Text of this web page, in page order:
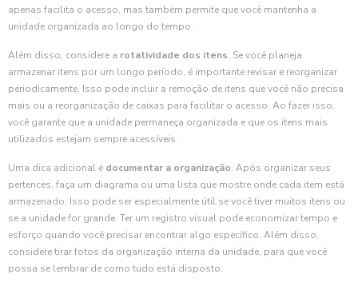
apenas facilita o acesso, mas também permite que você mantenha a
unidade organizada ao longo do tempo.
Além disso, considere a rotatividade dos itens. Se você planeja
armazenar itens por um longo período, é importante revisar e reorganizar
periodicamente. Isso pode incluir a remoção de itens que você não precisa
mais ou a reorganização de caixas para facilitar o acesso. Ao fazer isso,
você garante que a unidade permaneça organizada e que os itens mais
utilizados estejam sempre acessíveis.
Uma dica adicional é documentar a organização. Após organizar seus
pertences, faça um diagrama ou uma lista que mostre onde cada item está
armazenado. Isso pode ser especialmente útil se você tiver muitos itens ou
se a unidade for grande. Ter um registro visual pode economizar tempo e
esforço quando você precisar encontrar algo específico. Além disso,
considere tirar fotos da organização interna da unidade, para que você
possa se lembrar de como tudo está disposto.